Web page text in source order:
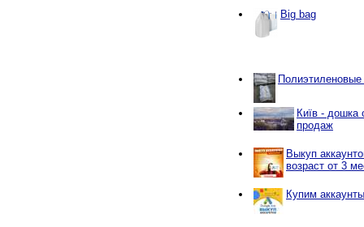
Big bag
Київ - дошка
продаж
Выкуп
возраст от 3
Купим